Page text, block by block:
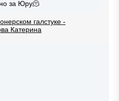
за Юру🫠
галстуке -
Катерина